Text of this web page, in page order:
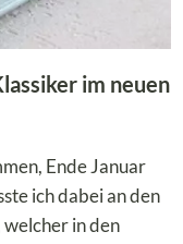
im neuen
Ende Januar
ich dabei an den
in den